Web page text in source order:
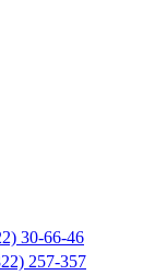
30-66-46
257-357